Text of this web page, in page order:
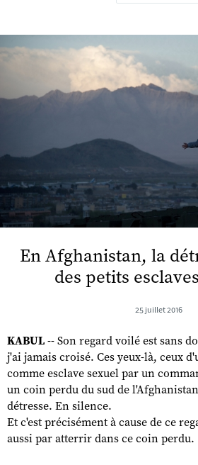
En Afghanistan, la
des petits
25 juillet 2016
KABUL -- Son regard voilé est sans
j'ai jamais croisé. Ces yeux-là, ceux
comme esclave sexuel par un
un coin perdu du sud de
détresse. En silence.
Et c'est précisément à cause de ce
aussi par atterrir dans ce coin perdu.